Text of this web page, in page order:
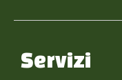
Servizi